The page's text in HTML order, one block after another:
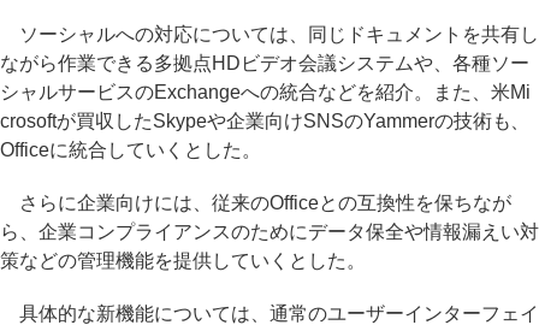
ソーシャルへの対応については、同じドキュメントを共有し
ながら作業できる多拠点HDビデオ会議システムや、各種ソー
シャルサービスのExchangeへの統合などを紹介。また、米Mi
crosoftが買収したSkypeや企業向けSNSのYammerの技術も、
Officeに統合していくとした。
さらに企業向けには、従来のOfficeとの互換性を保ちなが
ら、企業コンプライアンスのためにデータ保全や情報漏えい対
策などの管理機能を提供していくとした。
具体的な新機能については、通常のユーザーインターフェイ